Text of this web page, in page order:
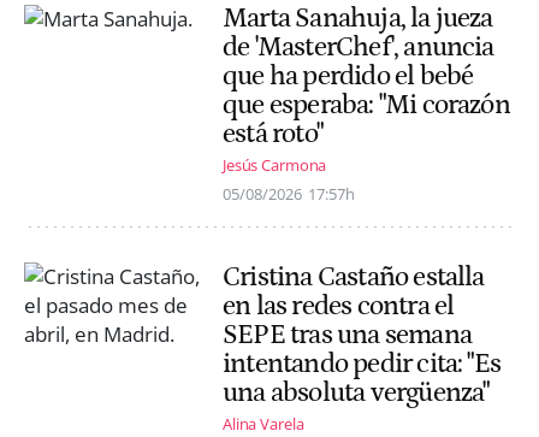
Marta Sanahuja, la jueza
de 'MasterChef', anuncia
que ha perdido el bebé
que esperaba: "Mi corazón
está roto"
Jesús Carmona
05/08/2026 17:57h
Cristina Castaño estalla
en las redes contra el
SEPE tras una semana
intentando pedir cita: "Es
una absoluta vergüenza"
Alina Varela